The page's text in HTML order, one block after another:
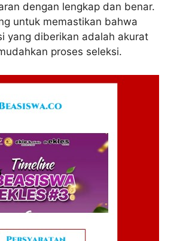
dengan lengkap dan benar.
untuk memastikan bahwa
yang diberikan adalah akurat
proses seleksi.